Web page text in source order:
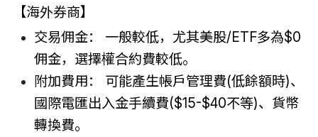
【海外券商】
交易佣金： 一般較低，尤其美股/ETF多為$0
佣金，選擇權合約費較低。
附加費用： 可能產生帳戶管理費(低餘額時)、
國際電匯出入金手續費($15-$40不等)、貨幣
轉換費。